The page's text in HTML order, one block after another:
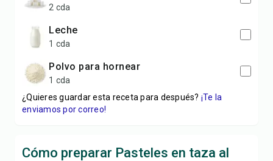
2 cda
leche
1 cda
polvo para hornear
1 cda
¿Quieres guardar esta receta para después? ¡Te la
enviamos por correo!
Cómo preparar Pasteles en taza al